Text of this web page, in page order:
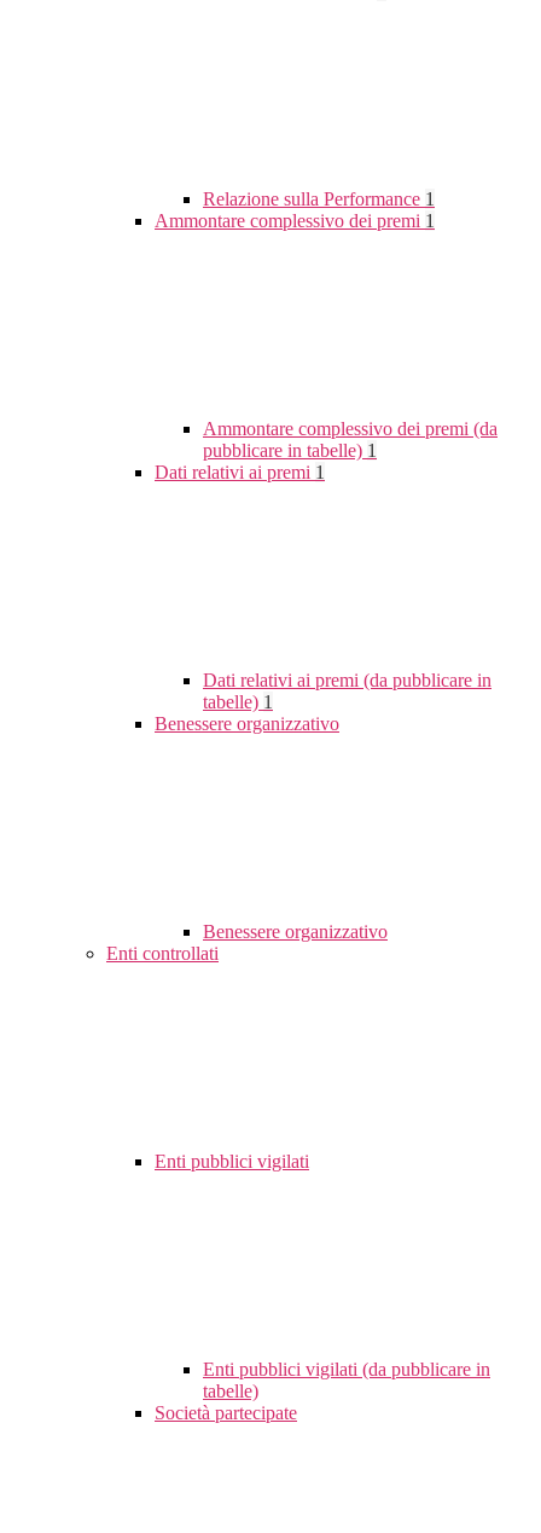
Relazione sulla Performance 1
Ammontare complessivo dei premi 1
Ammontare complessivo dei premi (da
pubblicare in tabelle) 1
Dati relativi ai premi 1
Dati relativi ai premi (da pubblicare in
tabelle) 1
Benessere organizzativo
Benessere organizzativo
Enti controllati
Enti pubblici vigilati
Enti pubblici vigilati (da pubblicare in
tabelle)
Società partecipate